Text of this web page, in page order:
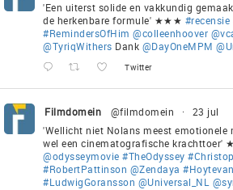
'Een uiterst solide en vakkundig
de herkenbare formule' ★★★ #recensie
#RemindersOfHim @colleenhoover
@TyriqWithers Dank @DayOneMPM
Twitter
Filmdomein @filmdomein ·
23 jul
'Wellicht niet Nolans meest emotionele
wel een cinematografische
@odysseymovie #TheOdyssey
#RobertPattinson @Zendaya
#LudwigGoransson @Universal_NL